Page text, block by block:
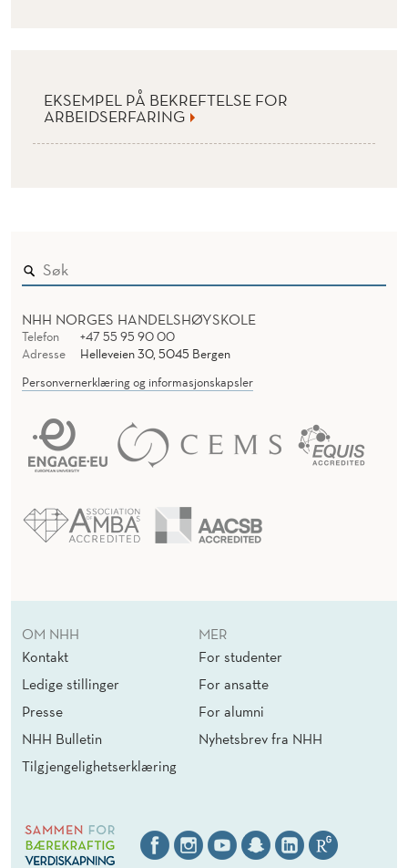
EKSEMPEL PÅ BEKREFTELSE FOR
ARBEIDSERFARING
NHH NORGES HANDELSHØYSKOLE
Telefon
+47 55 95 90 00
Adresse
Helleveien 30, 5045 Bergen
Personvernerklæring og informasjonskapsler
OM NHH
Kontakt
Ledige stillinger
Presse
NHH Bulletin
Tilgjengelighetserklæring
MER
For studenter
For ansatte
For alumni
Nyhetsbrev fra NHH